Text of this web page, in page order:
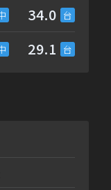
34.0
29.1